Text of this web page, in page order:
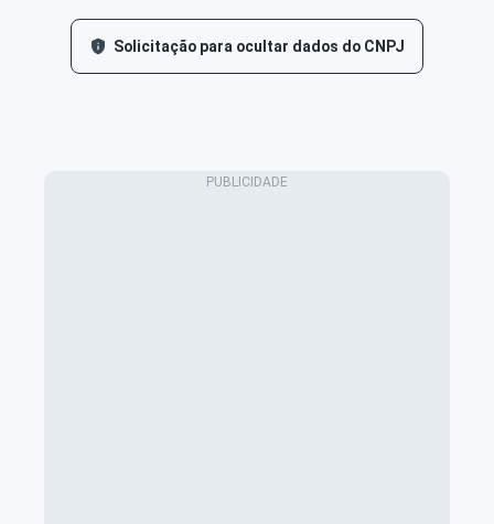
Solicitação para ocultar dados do CNPJ